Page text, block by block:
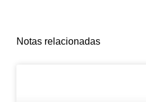
Notas relacionadas